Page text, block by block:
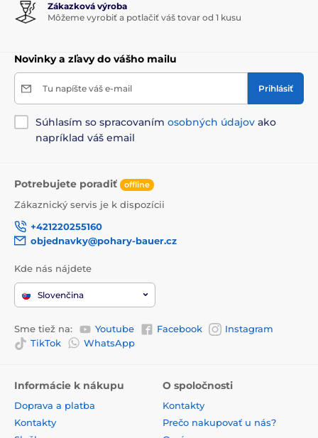
Zákazková výroba
Môžeme vyrobiť a potlačiť váš tovar od 1 kusu
Novinky a zľavy do vášho mailu
Tu napíšte váš e-mail Prihlásiť
Súhlasím so spracovaním osobných údajov ako
napríklad váš email
Potrebujete poradiť offline
Zákaznický servis je k dispozícii
+421220255160
objednavky@pohary-bauer.cz
Kde nás nájdete
Slovenčina
Sme tiež na: Youtube Facebook
Instagram
TikTok
WhatsApp
Informácie k nákupu
Doprava a platba
Kontakty
O spoločnosti
Kontakty
Prečo nakupovať u nás?